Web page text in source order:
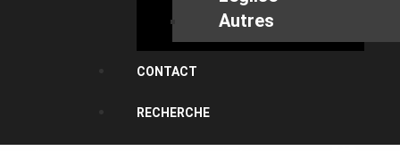
Autres
CONTACT
RECHERCHE